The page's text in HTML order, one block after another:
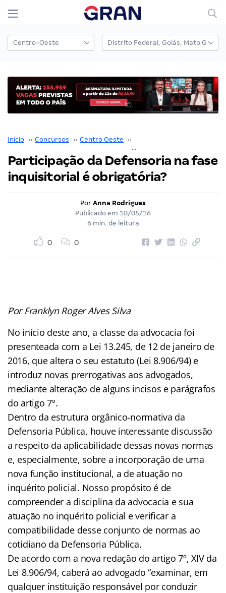
Início ›› Concursos ›› Centro Oeste ››
Participação da Defensoria na fase
inquisitorial é obrigatória?
Por Anna Rodrigues
Publicado em 10/05/16
6 min. de leitura
0 0
Por Franklyn Roger Alves Silva
No início deste ano, a classe da advocacia foi
presenteada com a Lei 13.245, de 12 de janeiro de
2016, que altera o seu estatuto (Lei 8.906/94) e
introduz novas prerrogativas aos advogados,
mediante alteração de alguns incisos e parágrafos
do artigo 7º.
Dentro da estrutura orgânico-normativa da
Defensoria Pública, houve interessante discussão
a respeito da aplicabilidade dessas novas normas
e, especialmente, sobre a incorporação de uma
nova função institucional, a de atuação no
inquérito policial. Nosso propósito é de
compreender a disciplina da advocacia e sua
atuação no inquérito policial e verificar a
compatibilidade desse conjunto de normas ao
cotidiano da Defensoria Pública.
De acordo com a nova redação do artigo 7º, XIV da
Lei 8.906/94, caberá ao advogado “examinar, em
qualquer instituição responsável por conduzir